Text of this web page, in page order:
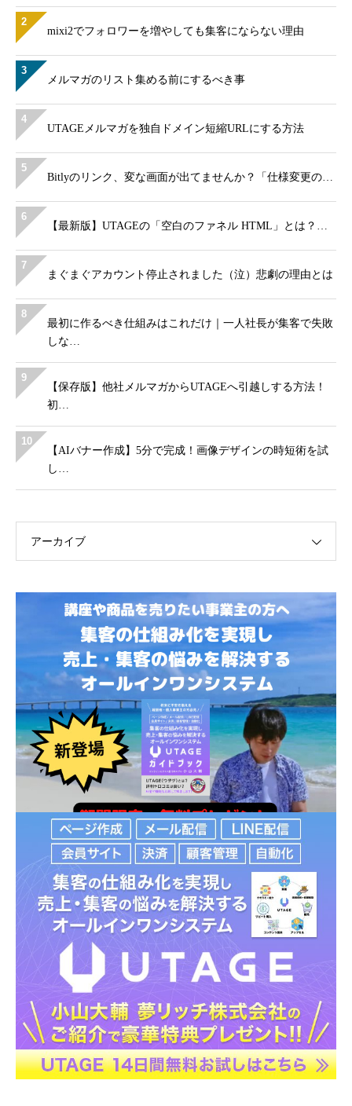
2
mixi2でフォロワーを増やしても集客にならない理由
3
メルマガのリスト集める前にするべき事
4
UTAGEメルマガを独自ドメイン短縮URLにする方法
5
Bitlyのリンク、変な画面が出てませんか？「仕様変更の…
6
【最新版】UTAGEの「空白のファネル HTML」とは？…
7
まぐまぐアカウント停止されました（泣）悲劇の理由とは
8
最初に作るべき仕組みはこれだけ｜一人社長が集客で失敗
しな…
9
【保存版】他社メルマガからUTAGEへ引越しする方法！
初…
10
【AIバナー作成】5分で完成！画像デザインの時短術を試
し…
アーカイブ